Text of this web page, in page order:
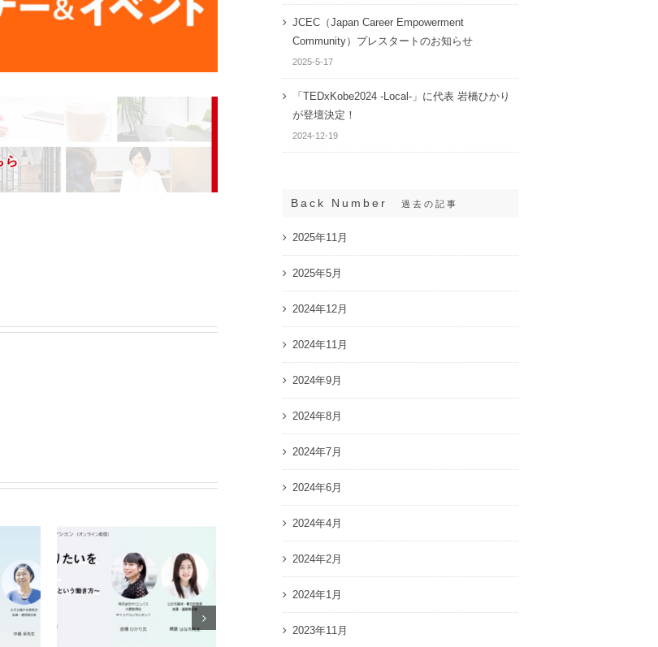
JCEC（Japan Career Empowerment
Community）プレスタートのお知らせ
2025-5-17
「TEDxKobe2024 -Local-」に代表 岩橋ひかり
が登壇決定！
2024-12-19
Back Number 過去の記事
2025年11月
2025年5月
2024年12月
2024年11月
2024年9月
2024年8月
2024年7月
2024年6月
2024年4月
2024年2月
2024年1月
2023年11月